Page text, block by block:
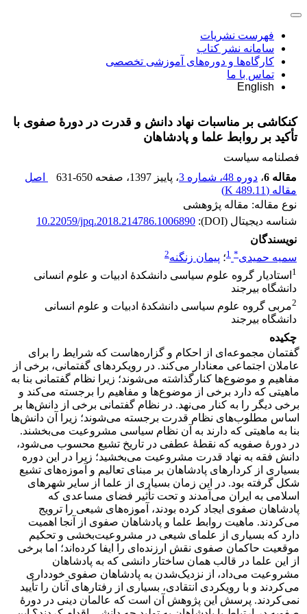
فهرست نشریات
سامانه نشر کتاب
کارگاه‌ها و دوره‌های آموزشی تخصصی
تماس با ما
English
کنکاشی بر مناسبات نهاد دانش و قدرت در دورۀ صفوی با
تأکید بر روابط علما و پادشاهان
فصلنامه سیاست
مقاله 6
، دوره 48، شماره 3 ، پاییز 1397 ، صفحه 631-650
اصل
مقاله (489.11 K
)
نوع مقاله: مقاله پژوهشی
شناسه دیجیتال (DOI):
10.22059/jpq.2018.214786.1006890
نویسندگان
سمیه حمیدی*
1؛ پیمان زنگنه2
1 استادیار گروه علوم سیاسی دانشکدۀ ادبیات و علوم انسانی
دانشگاه بیرجند
2مربی گروه علوم سیاسی دانشکدۀ ادبیات و علوم انسانی
دانشگاه بیرجند
چکیده
گفتمان مجموعه‌ای از احکام و گزاره‌هاست که شرایط را برای
عاملان اجتماعی معنادار می‌کند. در رویکردهای گفتمانی، برخی از
مفاهیم و موضوع‌ها کنارگذاشته می‌شوند؛ زیرا نظام‌ گفتمانی بنا به
ماهیتی ‌که دارد برخی از موضوع‌ها و مفاهیم را برجسته می‌کند و
برخی دیگر را به کنار می‌نهد. در نظام ‌گفتمانی برخی از دانش‌ها بر
اساس مطلوب‌های نظام قدرت برجسته می‌شوند؛ زیرا آن دانش‌ها
بنا به ماهیتی که دارند به آن نظام سیاسی مشروعیت می‌بخشند.
در دورۀ صفویه که نقطۀ عطفی در تاریخ تشیع محسوب می‌شود،
دانش فقه به نهاد قدرت مشروعیت می‌بخشید؛ زیرا در این دوره
بسیاری از کردارهای پادشاهان بر مبنای تعالیم و آموزه‌های تشیع‌
شکل ‌گرفته ‌بود. در این زمان بسیاری از علما از سایر شهرهای
اسلامی به ایران‌ می‌آمدند و تحت تأثیر فضای مساعدی ‌که
پادشاهان صفوی ایجاد کرده بودند، آموزه‌های شیعی را ترویج
می‌کردند. ماهیت روابط علما و پادشاهان صفوی از آ‌نجا اهمیت
دارد ‌که بسیاری از علمای شیعی در مشروعیت‌بخشی و تحکیم
موقعیت حاکمان صفوی نقش ارزنده‌ای را ایفا کرده‌اند؛ اما برخی
از این علما در قالب همان ساختار دانشی که به پادشاهان
مشروعیت می‌داد، از نزدیک‌شدن به پادشاهان صفوی خودداری
می‌کردند و با رویکردی انتقادی، بسیاری از رفتارهای آنان را تأیید
نمی‌کردند. پرسش این پژوهش آن است که عالمان دینی در دورۀ